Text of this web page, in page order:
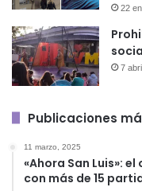
22
7
Publicaciones
11 marzo, 2025
«Ahora San Luis»:
con más de 15